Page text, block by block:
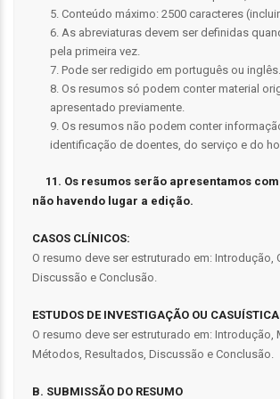
5. Conteúdo máximo: 2500 caracteres
6. As abreviaturas devem ser definidas
pela primeira vez.
7. Pode ser redigido em português ou inglês.
8. Os resumos só podem conter material
apresentado previamente.
9. Os resumos não podem conter
identificação de doentes, do serviço e do
11. Os resumos serão apresentamos
não havendo lugar a edição.
CASOS CLÍNICOS:
O resumo deve ser estruturado em: Introdução,
Discussão e Conclusão.
ESTUDOS DE INVESTIGAÇÃO OU
O resumo deve ser estruturado em: Introdução,
Métodos, Resultados, Discussão e Conclusão.
B. SUBMISSÃO DO RESUMO